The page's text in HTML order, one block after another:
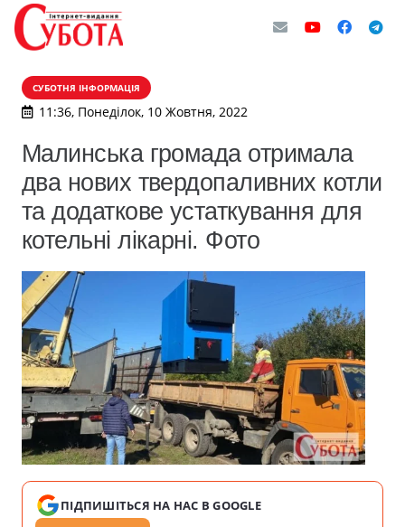
СУБОТНЯ ІНФОРМАЦІЯ
11:36, Понеділок, 10 Жовтня, 2022
Малинська громада отримала
два нових твердопаливних котли
та додаткове устаткування для
котельні лікарні. Фото
ПІДПИШІТЬСЯ НА НАС В GOOGLE